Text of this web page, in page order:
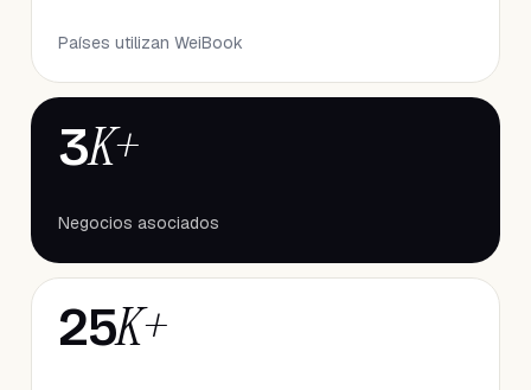
Países utilizan WeiBook
3K+
Negocios asociados
25K+